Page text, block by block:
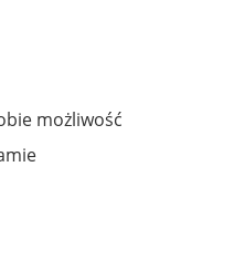
możliwość